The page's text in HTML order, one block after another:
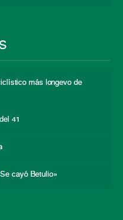
más longevo de
41
cayó Betulio»